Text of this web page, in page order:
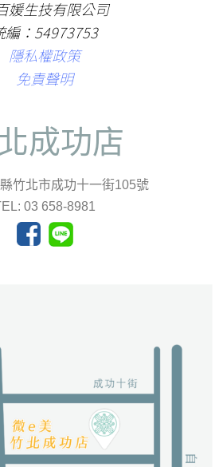
媛生技有限公司
編：54973753
隱私權政策
免責聲明
成功店
竹北市成功十一街105號
03 658-8981